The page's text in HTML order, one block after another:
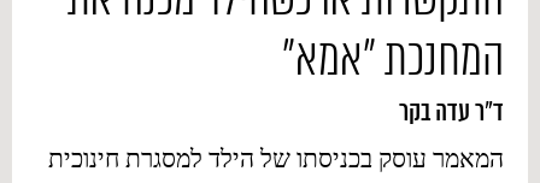
המחנכת "אמא"
ד"ר עדה בקר
המאמר עוסק בכניסתו של הילד למסגרת חינוכית